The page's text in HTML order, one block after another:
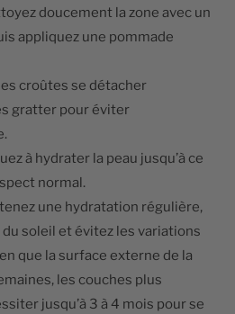
doucement la zone avec un
appliquez une pommade
croûtes se détacher
gratter pour éviter
à hydrater la peau jusqu’à ce
normal.
une hydratation régulière,
soleil et évitez les variations
que la surface externe de la
les couches plus
jusqu’à 3 à 4 mois pour se